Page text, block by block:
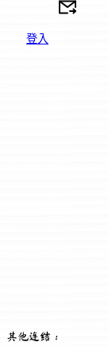
登入
其他连结：